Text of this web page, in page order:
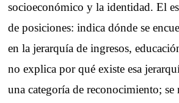
socioeconómico y la identidad. El
de posiciones: indica dónde se
en la jerarquía de ingresos,
no explica por qué existe esa
una categoría de reconocimiento; se